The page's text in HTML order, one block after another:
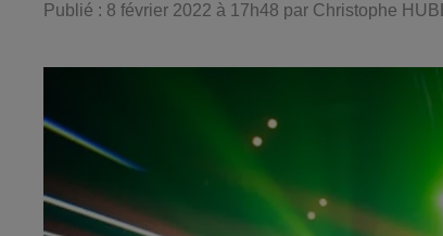
Publié : 8 février 2022 à 17h48 par Christophe